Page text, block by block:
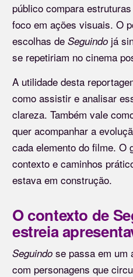
público compara
foco em ações visuais. O
escolhas de Seguindo já
se repetiriam no cinema
A utilidade desta
como assistir e analisar
clareza. Também vale
quer acompanhar a
cada elemento do filme. O
contexto e caminhos
estava em construção.
O contexto de
estreia
Seguindo se passa em um
com personagens que